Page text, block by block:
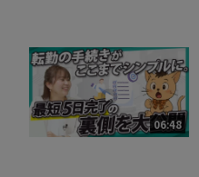
06:48